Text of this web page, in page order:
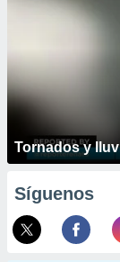
Tornados y
Síguenos